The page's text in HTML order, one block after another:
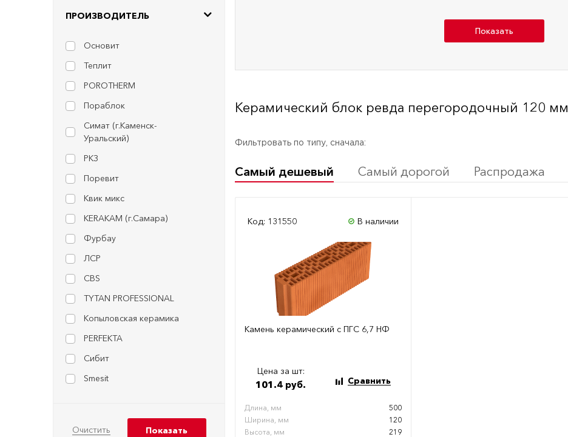
ПРОИЗВОДИТЕЛЬ
Основит
Теплит
POROTHERM
Пораблок
Симат (г.Каменск-
Уральский)
РКЗ
Поревит
Квик микс
KERAKAM (г.Самара)
Фурбау
ЛСР
CBS
TYTAN PROFESSIONAL
Копыловская керамика
PERFEKTA
Сибит
Smesit
Показать
Керамический блок ревда перегородочный 120 мм
Фильтровать по типу, сначала:
Самый дешевый Самый дорогой Распродажа
Код: 131550 В наличии
Камень керамический с ПГС 6,7 НФ
Цена за шт:
101.4 руб. Сравнить
Длина, мм
500
Ширина, мм
120
Высота, мм
219